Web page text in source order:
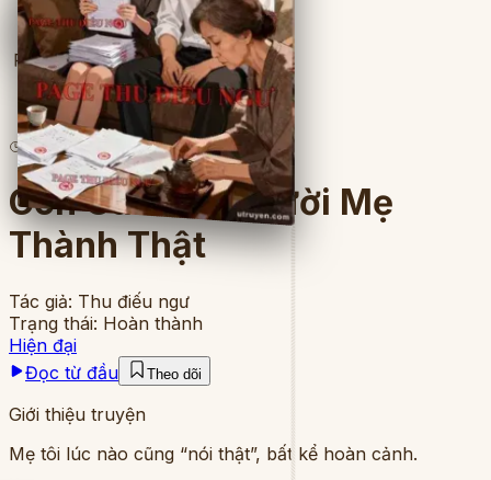
Full
23lượt đọc 8chương
Con Gái Của Người Mẹ
Thành Thật
Tác giả: Thu điếu ngư
Trạng thái: Hoàn thành
Hiện đại
Đọc từ đầu
Theo dõi
Giới thiệu truyện
Mẹ tôi lúc nào cũng “nói thật”, bất kể hoàn cảnh.